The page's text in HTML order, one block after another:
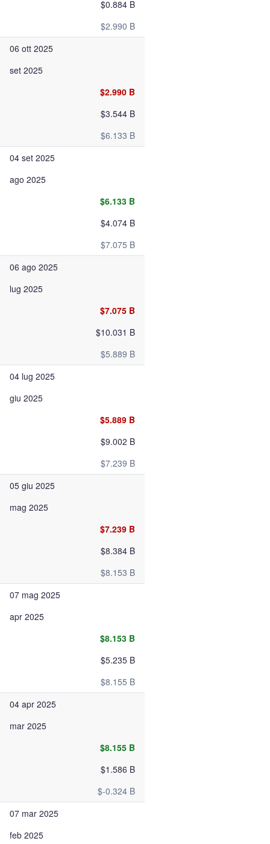
$0.884 B
$2.990 B
06 ott 2025
set 2025
$2.990 B
$3.544 B
$6.133 B
04 set 2025
ago 2025
$6.133 B
$4.074 B
$7.075 B
06 ago 2025
lug 2025
$7.075 B
$10.031 B
$5.889 B
04 lug 2025
giu 2025
$5.889 B
$9.002 B
$7.239 B
05 giu 2025
mag 2025
$7.239 B
$8.384 B
$8.153 B
07 mag 2025
apr 2025
$8.153 B
$5.235 B
$8.155 B
04 apr 2025
mar 2025
$8.155 B
$1.586 B
$-0.324 B
07 mar 2025
feb 2025